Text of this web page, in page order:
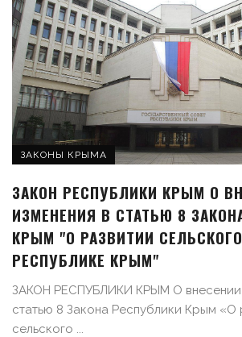
ЗАКОНЫ КРЫМА
ЗАКОН РЕСПУБЛИКИ КРЫМ О
ИЗМЕНЕНИЯ В СТАТЬЮ 8
КРЫМ "О РАЗВИТИИ
РЕСПУБЛИКЕ КРЫМ"
ЗАКОН РЕСПУБЛИКИ КРЫМ О внесении
статью 8 Закона Республики Крым «О
сельского ...